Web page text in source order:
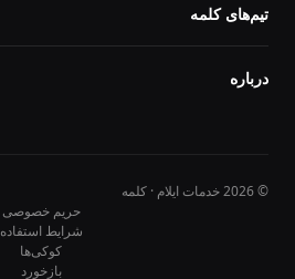
تیم‌های کلمه
درباره
© 2026 خدمات ایلام · کلمه
حریم خصوصی
شرایط استفاده
کوکی‌ها
بازخورد
10